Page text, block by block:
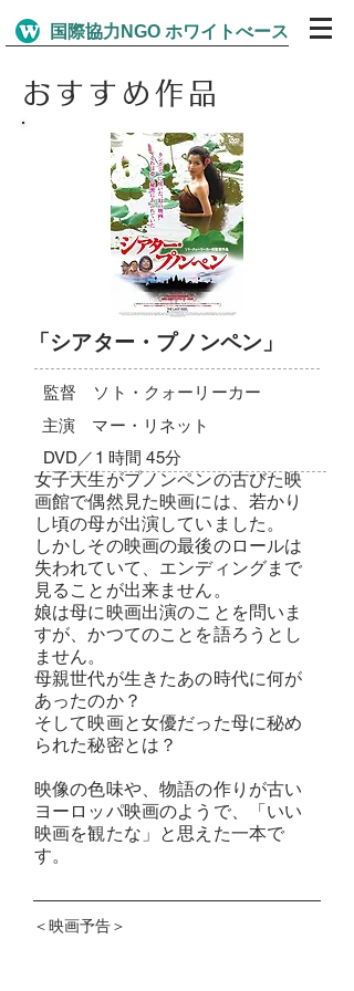
​国際協力NGO ホワイトべース
おすすめ作品
​「シアター・プノンペン」
監督 ソト・クォーリーカー
​主演 マー・リネット
​DVD／1 時間 45分
女子大生がプノンペンの古びた映
画館で偶然見た映画には、若かり
し頃の母が出演していました。
しかしその映画の最後のロールは
失われていて、エンディングまで
見ることが出来ません。
娘は母に映画出演のことを問いま
すが、かつてのことを語ろうとし
ません。
母親世代が生きたあの時代に何が
あったのか？
そして映画と女優だった母に秘め
られた秘密とは？
映像の色味や、物語の作りが古い
ヨーロッパ映画のようで、「いい
映画を観たな」と思えた一本で
す。
​＜映画予告＞